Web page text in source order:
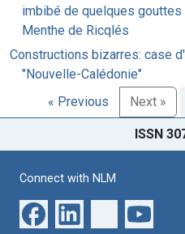
imbibé de quelques
Menthe de Ricqlés
Constructions bizarres: case
"Nouvelle-Calédonie"
« Previous Next »
ISSN
Connect with NLM